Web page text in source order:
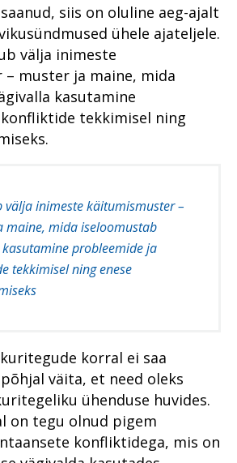
Viru ringkonnaprokuratuur
aastal 2022
Tugevatoimelised uimastid
Vahistamine ja
konfiskeerimine
Viru ringkonnaprokuratuur
aastal 2021
Mälestused Eurojusti tööst
2004–2019
siis on oluline aeg-ajalt
ühele ajateljele.
välja inimeste
muster ja maine, mida
kasutamine
tekkimisel ning
välja inimeste käitumismuster –
maine, mida iseloomustab
probleemide ja
tekkimisel ning enese
korral ei saa
väita, et need oleks
ühenduse huvides.
on tegu olnud pigem
konfliktidega, mis on